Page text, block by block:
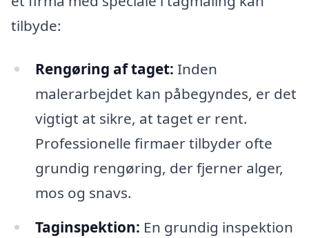
tilbyde:
Rengøring af taget: Inden
malerarbejdet kan påbegyndes, er det
vigtigt at sikre, at taget er rent.
Professionelle firmaer tilbyder ofte
grundig rengøring, der fjerner alger,
mos og snavs.
Taginspektion: En grundig inspektion